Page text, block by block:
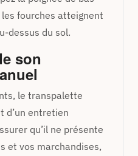
les fourches atteignent
dessus du sol.
son
le transpalette
d’un entretien
qu’il ne présente
et vos marchandises,